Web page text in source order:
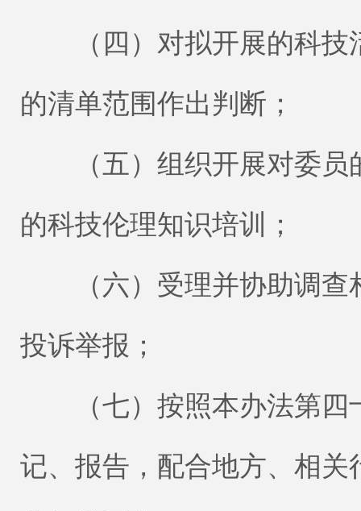
（四）对拟开展的科技
的清单范围作出判断；
（五）组织开展对委员
的科技伦理知识培训；
（六）受理并协助调查
投诉举报；
（七）按照本办法第四
记、报告，配合地方、相